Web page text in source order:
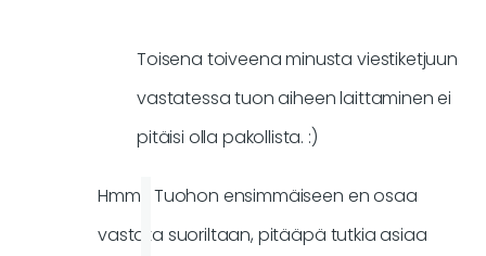
Toisena toiveena minusta viestiketjuun
vastatessa tuon aiheen laittaminen ei
pitäisi olla pakollista. :)
Hmm... Tuohon ensimmäiseen en osaa
vastata suoriltaan, pitääpä tutkia asiaa